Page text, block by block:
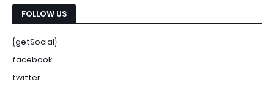
FOLLOW US
{getSocial}
facebook
twitter